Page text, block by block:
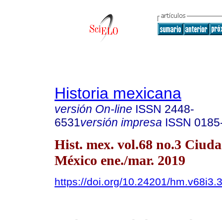
Historia mexicana
versión On-line ISSN 2448-
6531versión impresa ISSN
Hist. mex. vol.68 no.3
México ene./mar. 2019
https://doi.org/10.24201/